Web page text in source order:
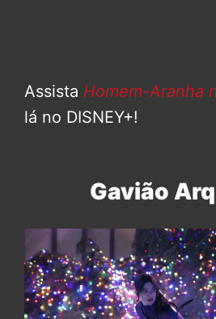
Assista Homem-Aranha
lá no DISNEY+!
Gavião